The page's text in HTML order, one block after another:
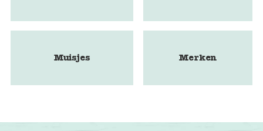
Muisjes Merken